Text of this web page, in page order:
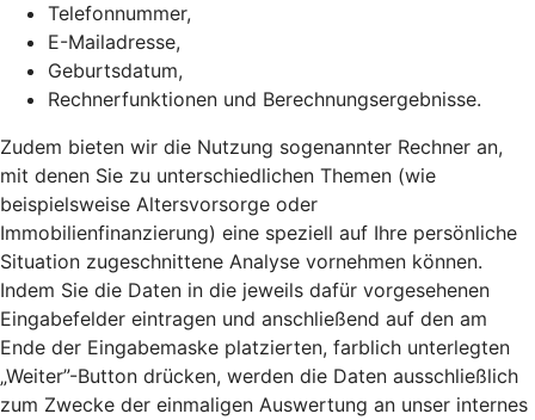
Telefonnummer,
E-Mailadresse,
Geburtsdatum,
Rechnerfunktionen und Berechnungsergebnisse.
Zudem bieten wir die Nutzung sogenannter Rechner an,
mit denen Sie zu unterschiedlichen Themen (wie
beispielsweise Altersvorsorge oder
Immobilienfinanzierung) eine speziell auf Ihre persönliche
Situation zugeschnittene Analyse vornehmen können.
Indem Sie die Daten in die jeweils dafür vorgesehenen
Eingabefelder eintragen und anschließend auf den am
Ende der Eingabemaske platzierten, farblich unterlegten
„Weiter”-Button drücken, werden die Daten ausschließlich
zum Zwecke der einmaligen Auswertung an unser internes